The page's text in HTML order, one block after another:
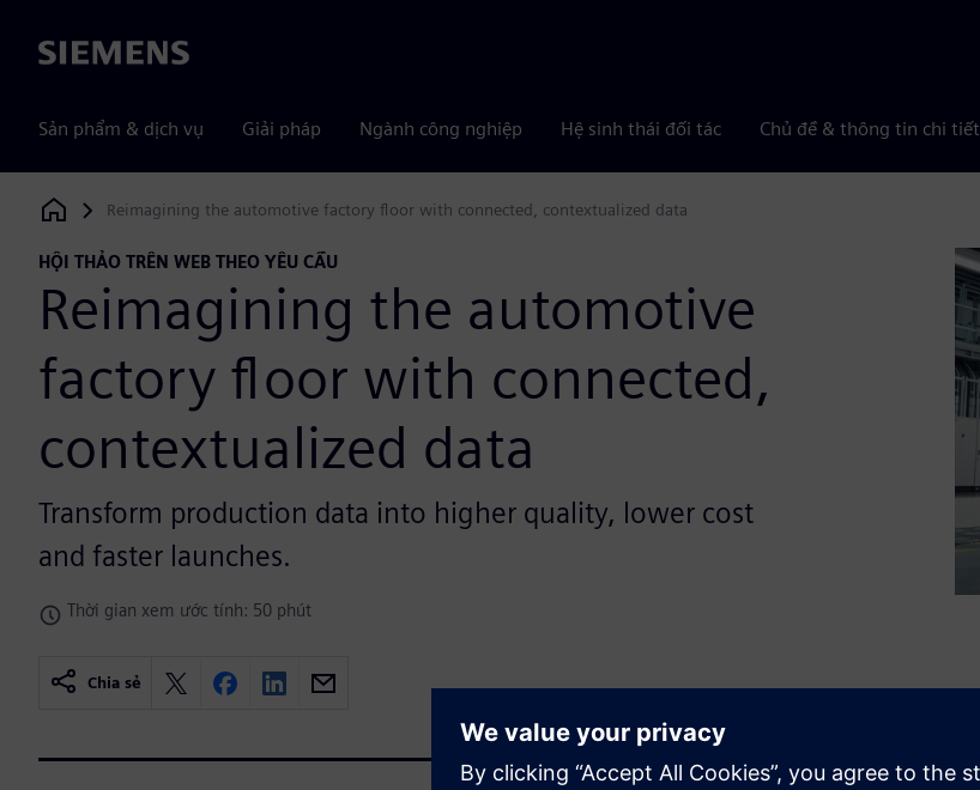
Siemens
Sản phẩm & dịch vụ Giải pháp Ngành công nghiệp Hệ sinh thái đối tác Chủ đề & thông tin chi tiết
Siemens Digital Industries Software
Reimagining the automotive factory floor with connected, contextualized data
HỘI THẢO TRÊN WEB THEO YÊU CẦU
Reimagining the automotive
factory floor with connected,
contextualized data
Transform production data into higher quality, lower cost
and faster launches.
Thời gian xem ước tính: 50 phút
Chia sẻ